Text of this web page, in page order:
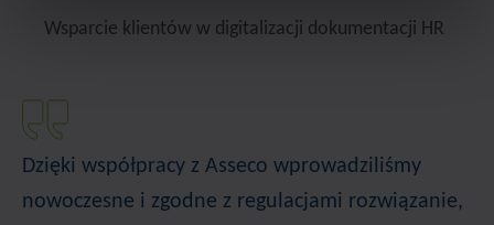
Wsparcie klientów w digitalizacji dokumentacji HR
Dzięki współpracy z Asseco wprowadziliśmy
nowoczesne i zgodne z regulacjami rozwiązanie,